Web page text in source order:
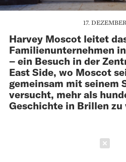
17.
Harvey Moscot leitet
Familien­unternehmen
– ein Besuch in der
East Side, wo Moscot
gemeinsam mit seinem
versucht, mehr als
Geschichte in Brillen zu